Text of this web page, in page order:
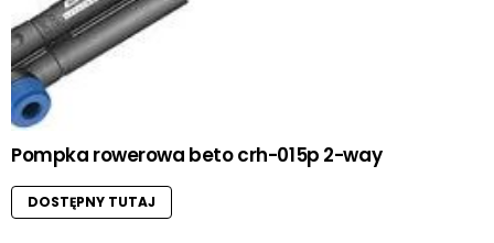
Pompka rowerowa beto crh-015p 2-way
DOSTĘPNY TUTAJ